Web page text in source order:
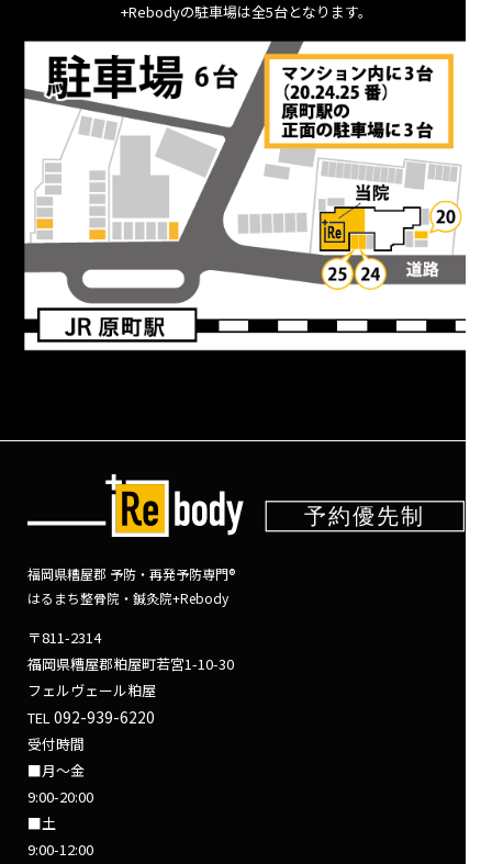
+Rebodyの駐車場は全5台となります。
福岡県糟屋郡 予防・再発予防専門®
はるまち整骨院・鍼灸院+Rebody
〒811-2314
福岡県糟屋郡粕屋町若宮1-10-30
フェルヴェール粕屋
TEL092-939-6220
受付時間
■月～金
9:00-20:00
■土
9:00-12:00